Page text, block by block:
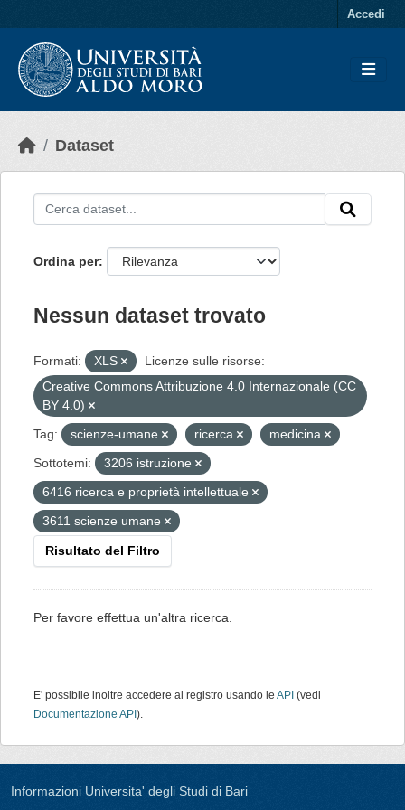
Accedi
Dataset
Ordina per
Nessun dataset trovato
Formati: XLS
Licenze sulle risorse:
Creative Commons Attribuzione 4.0 Internazionale (CC
BY 4.0)
Tag:
scienze-umane ricerca
medicina
Sottotemi:
3206 istruzione
6416 ricerca e proprietà intellettuale
3611 scienze umane
Risultato del Filtro
Per favore effettua un'altra ricerca.
E' possibile inoltre accedere al registro usando le API (vedi
Documentazione API ).
Informazioni Universita' degli Studi di Bari